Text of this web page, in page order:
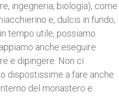
ingegneria, biologia), come
e, dulcis in fundo,
tempo utile, possiamo
anche eseguire
e dipingere. Non ci
dispostissime a fare anche
del monastero e